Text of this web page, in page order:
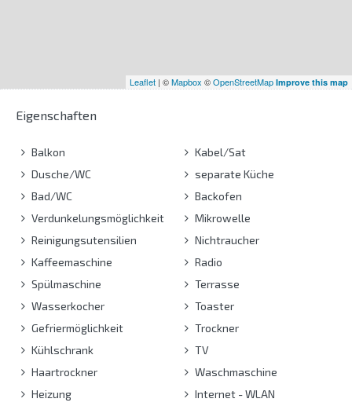
Leaflet | ©Mapbox ©OpenStreetMap Improve this map
Eigenschaften
Balkon
Dusche/WC
Bad/WC
Verdunkelungsmöglichkeit
Reinigungsutensilien
Kaffeemaschine
Spülmaschine
Wasserkocher
Gefriermöglichkeit
Kühlschrank
Haartrockner
Heizung
Kabel/Sat
separate Küche
Backofen
Mikrowelle
Nichtraucher
Radio
Terrasse
Toaster
Trockner
TV
Waschmaschine
Internet - WLAN